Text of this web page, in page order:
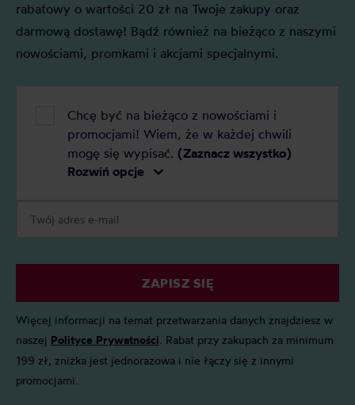
rabatowy o wartości 20 zł na Twoje zakupy oraz
darmową dostawę! Bądź również na bieżąco z naszymi
nowościami, promkami i akcjami specjalnymi.
Chcę być na bieżąco z nowościami i
promocjami! Wiem, że w każdej chwili
mogę się wypisać. (Zaznacz wszystko)
Rozwiń opcje
ZAPISZ SIĘ
Więcej informacji na temat przetwarzania danych znajdziesz w
naszej Polityce Prywatności . Rabat przy zakupach za minimum
199 zł, zniżka jest jednorazowa i nie łączy się z innymi
promocjami.